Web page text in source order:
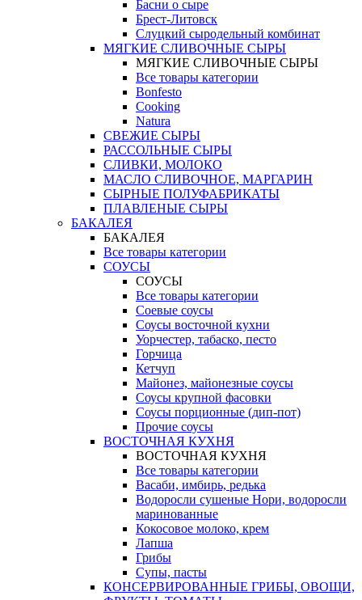
Басни о сыре
Брест-Литовск
Слуцкий сыродельный комбинат
МЯГКИЕ СЛИВОЧНЫЕ СЫРЫ
МЯГКИЕ СЛИВОЧНЫЕ СЫРЫ
Все товары категории
Bonfesto
Cooking
Natura
СВЕЖИЕ СЫРЫ
РАССОЛЬНЫЕ СЫРЫ
СЛИВКИ, МОЛОКО
МАСЛО СЛИВОЧНОЕ, МАРГАРИН
СЫРНЫЕ ПОЛУФАБРИКАТЫ
ПЛАВЛЕНЫЕ СЫРЫ
БАКАЛЕЯ
БАКАЛЕЯ
Все товары категории
СОУСЫ
СОУСЫ
Все товары категории
Соевые соусы
Соусы восточной кухни
Уорчестер, табаско, песто
Горчица
Кетчуп
Майонез, майонезные соусы
Соусы крупной фасовки
Соусы порционные (дип-пот)
Прочие соусы
ВОСТОЧНАЯ КУХНЯ
ВОСТОЧНАЯ КУХНЯ
Все товары категории
Васаби, имбирь, редька
Водоросли сушеные Нори, водоросли
маринованные
Кокосовое молоко, крем
Лапша
Грибы
Супы, пасты
КОНСЕРВИРОВАННЫЕ ГРИБЫ, ОВОЩИ,